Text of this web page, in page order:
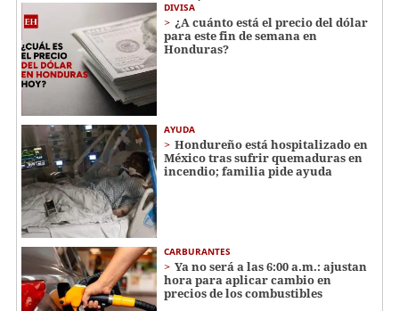
DIVISA
¿A cuánto está el precio del dólar
para este fin de semana en
Honduras?
AYUDA
Hondureño está hospitalizado en
México tras sufrir quemaduras en
incendio; familia pide ayuda
CARBURANTES
Ya no será a las 6:00 a.m.: ajustan
hora para aplicar cambio en
precios de los combustibles